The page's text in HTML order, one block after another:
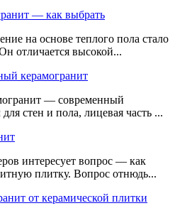
— как выбрать
на основе теплого пола стало
отличается высокой...
керамогранит
— современный
стен и пола, лицевая часть ...
интересует вопрос — как
плитку. Вопрос отнюдь...
от керамической плитки